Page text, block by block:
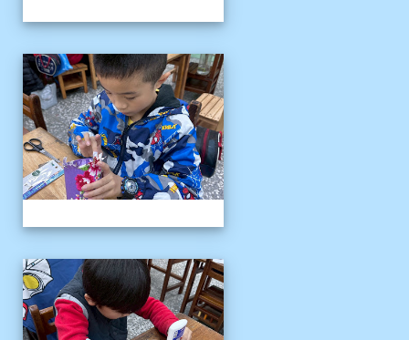
客語冬令營
客語冬令營